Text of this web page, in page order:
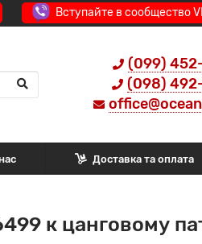
Вступайте в сообщество
(099)
(098)
Доставка та оплата
к цанговому